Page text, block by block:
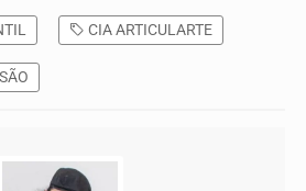
CIA ARTICULARTE